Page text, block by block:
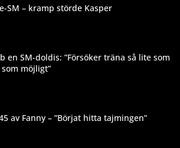
SM – kramp störde Kasper
en SM-doldis: ”Försöker träna så lite som
möjligt”
av Fanny – ”Börjat hitta tajmingen”